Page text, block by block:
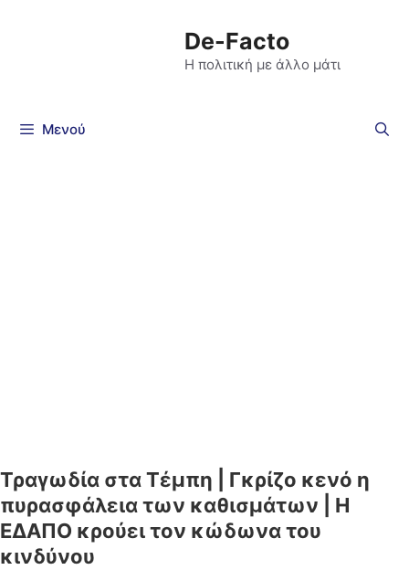
De-Facto
Η πολιτική με άλλο μάτι
Μενού
Τραγωδία στα Τέμπη | Γκρίζο κενό η
πυρασφάλεια των καθισμάτων | Η
ΕΔΑΠΟ κρούει τον κώδωνα του
κινδύνου